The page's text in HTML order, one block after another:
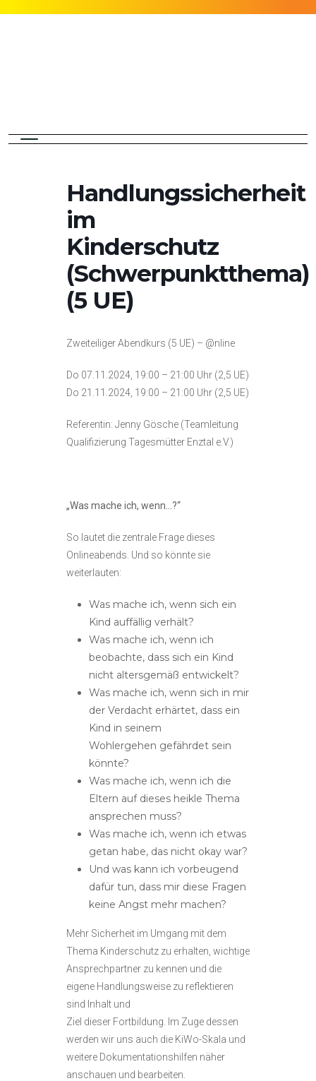
Handlungssicherheit
im
Kinderschutz
(Schwerpunktthema)
(5 UE)
Zweiteiliger Abendkurs (5 UE) – @nline
Do 07.11.2024, 19:00 – 21:00 Uhr (2,5 UE)
Do 21.11.2024, 19:00 – 21:00 Uhr (2,5 UE)
Referentin: Jenny Gösche (Teamleitung
Qualifizierung Tagesmütter Enztal e.V.)
„Was mache ich, wenn…?“
So lautet die zentrale Frage dieses
Onlineabends. Und so könnte sie
weiterlauten:
Was mache ich, wenn sich ein
Kind auffällig verhält?
Was mache ich, wenn ich
beobachte, dass sich ein Kind
nicht altersgemäß entwickelt?
Was mache ich, wenn sich in mir
der Verdacht erhärtet, dass ein
Kind in seinem
Wohlergehen gefährdet sein
könnte?
Was mache ich, wenn ich die
Eltern auf dieses heikle Thema
ansprechen muss?
Was mache ich, wenn ich etwas
getan habe, das nicht okay war?
Und was kann ich vorbeugend
dafür tun, dass mir diese Fragen
keine Angst mehr machen?
Mehr Sicherheit im Umgang mit dem
Thema Kinderschutz zu erhalten, wichtige
Ansprechpartner zu kennen und die
eigene Handlungsweise zu reflektieren
sind Inhalt und
Ziel dieser Fortbildung. Im Zuge dessen
werden wir uns auch die KiWo-Skala und
weitere Dokumentationshilfen näher
anschauen und bearbeiten.